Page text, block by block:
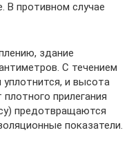
В противном случае
здание
С течением
и высота
прилегания
предотвращаются
показатели.